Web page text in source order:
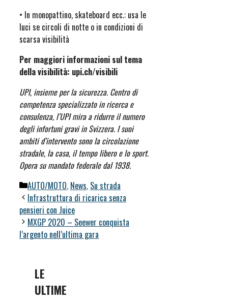
• In monopattino, skateboard ecc.: usa le
luci se circoli di notte o in condizioni di
scarsa visibilità
Per maggiori informazioni sul tema
della visibilità: upi.ch/visibili
UPI, insieme per la sicurezza. Centro di
competenza specializzato in ricerca e
consulenza, l’UPI mira a ridurre il numero
degli infortuni gravi in Svizzera. I suoi
ambiti d’intervento sono la circolazione
stradale, la casa, il tempo libero e lo sport.
Opera su mandato federale dal 1938.
Categorie
AUTO/MOTO, News, Su strada
Infrastruttura di ricarica senza
pensieri con Juice
MXGP 2020 – Seewer conquista
l’argento nell’ultima gara
LE
ULTIME